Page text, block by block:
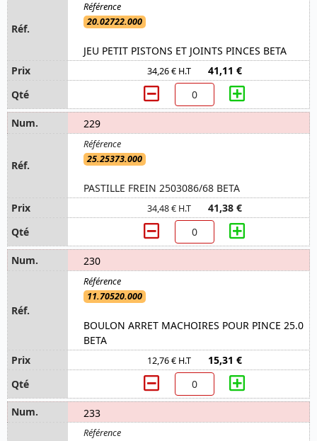
20.02722.000
JEU PETIT PISTONS ET JOINTS PINCES BETA
34,26 € H.T 41,11 €
229
25.25373.000
PASTILLE FREIN 2503086/68 BETA
34,48 € H.T 41,38 €
230
11.70520.000
BOULON ARRET MACHOIRES POUR PINCE 25.0
BETA
12,76 € H.T 15,31 €
233